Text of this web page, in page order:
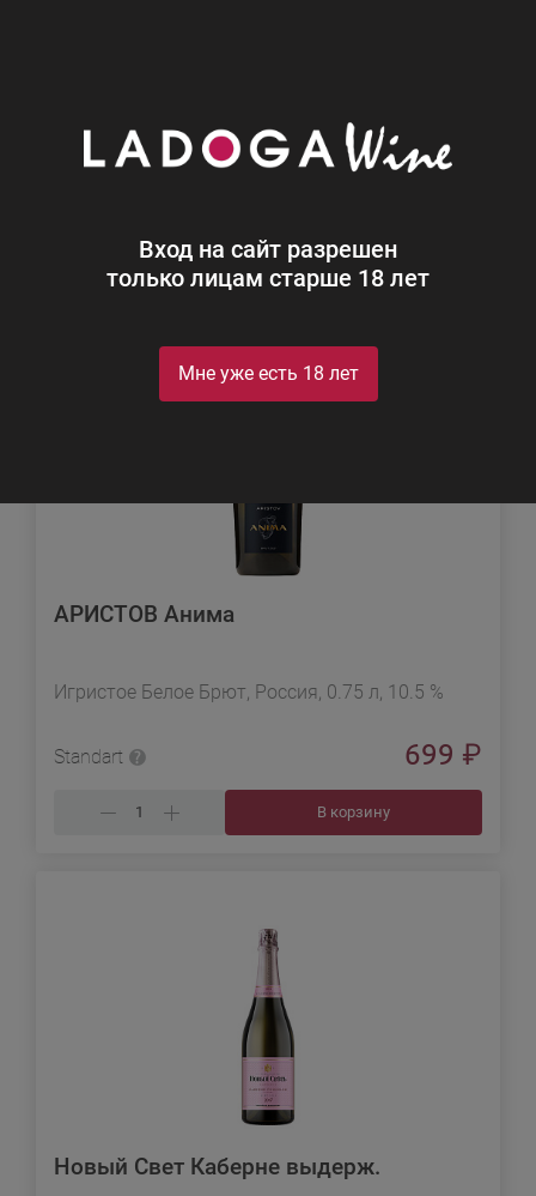
Вход на сайт разрешен
только лицам старше 18 лет
Мне уже есть 18 лет
Игристое
Сортировка
АРИСТОВ Анима
Игристое Белое Брют, Россия, 0.75 л, 10.5 %
Standart 699 ₽
В корзину
Новый Свет Каберне выдерж.